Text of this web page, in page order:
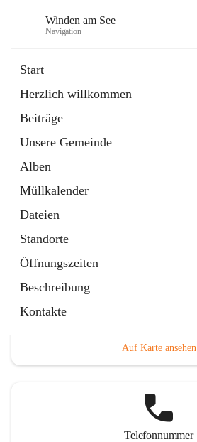
Winden am See
Navigation
Start
Herzlich willkommen
Beiträge
Unsere Gemeinde
Alben
Müllkalender
Dateien
Standorte
Öffnungszeiten
Beschreibung
Kontakte
Externe Webseite
in
Tab
Bebauungsplan
öffnet
in
neuem
Tab
Auf Karte ansehen
Telefonnummer